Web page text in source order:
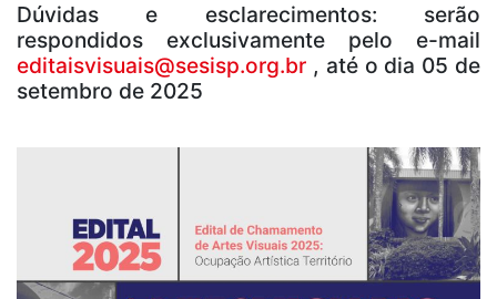
Dúvidas e esclarecimentos: serão
respondidos exclusivamente pelo e-mail
editaisvisuais@sesisp.org.br , até o dia 05 de
setembro de 2025